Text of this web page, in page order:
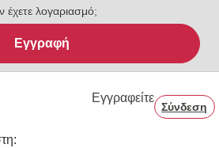
έχετε λογαριασμό;
Εγγραφή
Εγγραφείτε
Σύνδεση